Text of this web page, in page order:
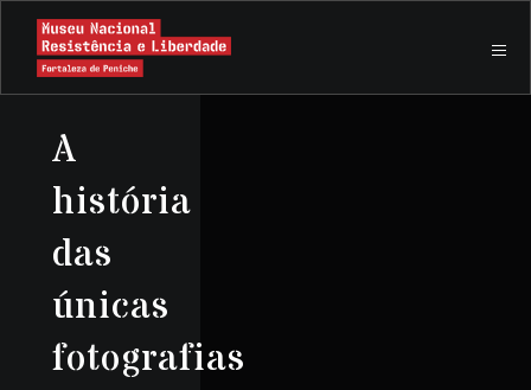
A
história
das
únicas
fotografias